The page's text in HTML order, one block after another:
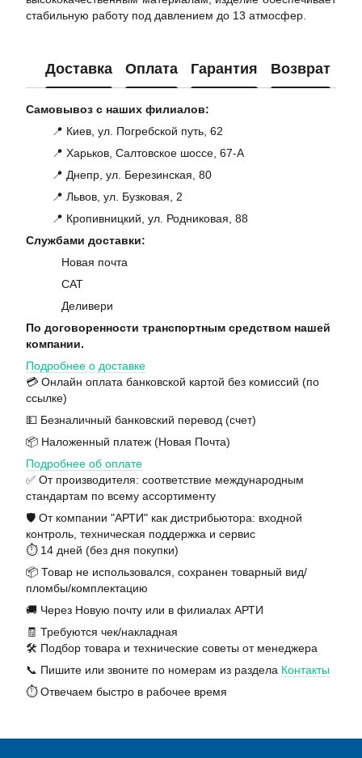
стабильную работу под давлением до 13 атмосфер.
Доставка Оплата Гарантия Возврат
Самовывоз с наших филиалов:
📍 Киев, ул. Погребской путь, 62
📍 Харьков, Салтовское шоссе, 67-А
📍 Днепр, ул. Березинская, 80
📍 Львов, ул. Бузковая, 2
📍 Кропивницкий, ул. Родниковая, 88
Службами доставки:
Новая почта
САТ
Деливери
По договоренности транспортным средством нашей
компании.
Подробнее о доставке
💳 Онлайн оплата банковской картой без комиссий (по
ссылке)
💵 Безналичный банковский перевод (счет)
📦 Наложенный платеж (Новая Почта)
Подробнее об оплате
✅ От производителя: соответствие международным
стандартам по всему ассортименту
🛡️ От компании "АРТИ" как дистрибьютора: входной
контроль, техническая поддержка и сервис
⏱️ 14 дней (без дня покупки)
📦 Товар не использовался, сохранен товарный вид/
пломбы/комплектацию
🚚 Через Новую почту или в филиалах АРТИ
🧾 Требуются чек/накладная
🛠️ Подбор товара и технические советы от менеджера
📞 Пишите или звоните по номерам из раздела Контакты
⏱️ Отвечаем быстро в рабочее время